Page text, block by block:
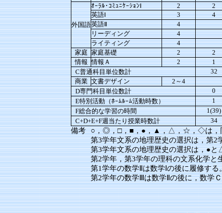
外国語
ｵｰﾗﾙ･ｺﾐｭﾆｹｰｼｮﾝⅠ 2
2
英語Ⅰ
3
4
英語Ⅱ
4
リーディング
4
ライティング
4
家庭 家庭基礎 2
2
情報 情報Ａ 2
1
C普通科目単位数計
32
商業 文書デザイン
2～4
D専門科目単位数計
0
E特別活動（ﾎｰﾑﾙｰﾑ活動時数）
1
F総合的な学習の時間
1(39)
C+D+E+F週当たり授業時数計
34
備考
○，◎，□，■，●，▲，△，☆，◇は，
第3学年文系の地理歴史の選択は，第2
第3学年文系の地理歴史の選択は，●
第2学年，第3学年の理科の文系化学と
第1学年の数学Ⅱは数学Ⅰの後に履修する
第2学年の数学Ⅲは数学Ⅱの後に，数学